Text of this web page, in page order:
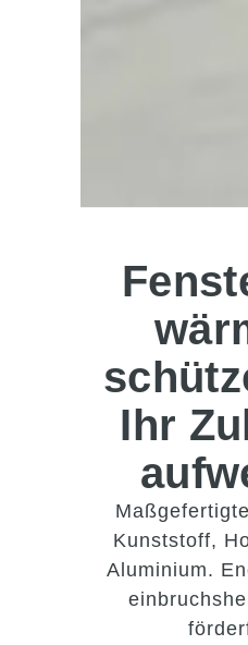
Ihr
Kunststoff,
Aluminium.